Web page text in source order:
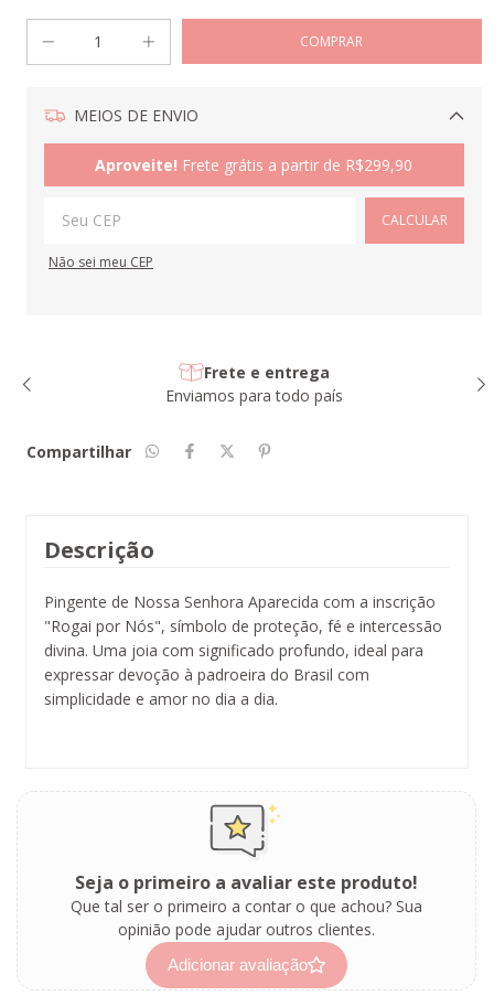
MEIOS DE ENVIO
Aproveite! Frete grátis a partir de R$299,90
CALCULAR
Não sei meu CEP
Frete e entrega
Enviamos para todo país
Compartilhar
Descrição
Pingente de Nossa Senhora Aparecida com a inscrição
"Rogai por Nós", símbolo de proteção, fé e intercessão
divina. Uma joia com significado profundo, ideal para
expressar devoção à padroeira do Brasil com
simplicidade e amor no dia a dia.
Seja o primeiro a avaliar este produto!
Que tal ser o primeiro a contar o que achou? Sua
opinião pode ajudar outros clientes.
Adicionar avaliação